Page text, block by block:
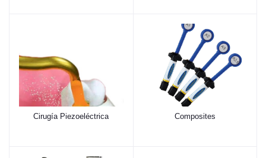
Cirugía Piezoeléctrica Composites